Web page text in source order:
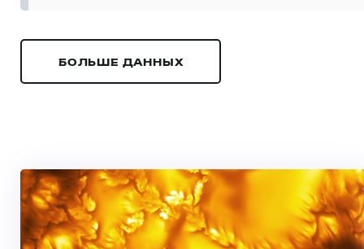
БОЛЬШЕ ДАННЫХ